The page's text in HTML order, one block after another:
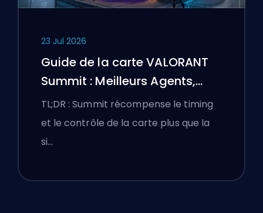
23 Jul 2026
Guide de la carte VALORANT
Summit : Meilleurs Agents,
Callouts et Fumigènes
TL;DR : Summit récompense le timing
et le contrôle de la carte plus que la
si…